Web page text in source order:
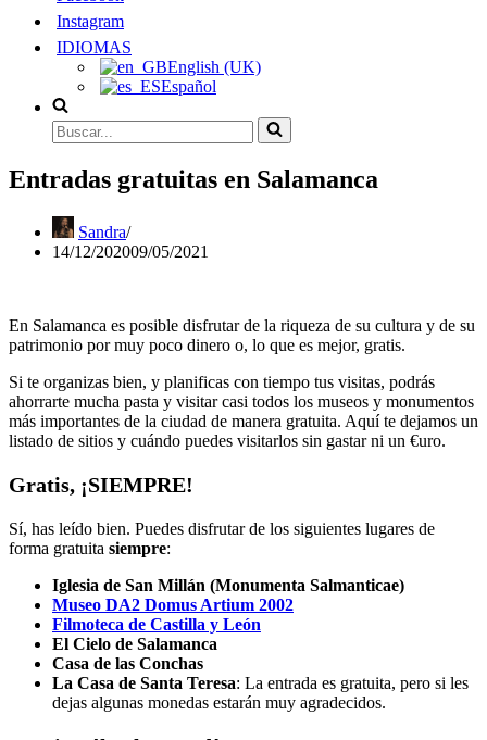
Instagram
IDIOMAS
English (UK)
Español
Buscar...
Entradas gratuitas en Salamanca
Sandra
14/12/202009/05/2021
En Salamanca es posible disfrutar de la riqueza de su cultura y de su
patrimonio por muy poco dinero o, lo que es mejor, gratis.
Si te organizas bien, y planificas con tiempo tus visitas, podrás
ahorrarte mucha pasta y visitar casi todos los museos y monumentos
más importantes de la ciudad de manera gratuita. Aquí te dejamos un
listado de sitios y cuándo puedes visitarlos sin gastar ni un €uro.
Gratis, ¡SIEMPRE!
Sí, has leído bien. Puedes disfrutar de los siguientes lugares de
forma gratuita siempre:
Iglesia de San Millán (Monumenta Salmanticae)
Museo DA2 Domus Artium 2002
Filmoteca de Castilla y León
El Cielo de Salamanca
Casa de las Conchas
La Casa de Santa Teresa: La entrada es gratuita, pero si les
dejas algunas monedas estarán muy agradecidos.